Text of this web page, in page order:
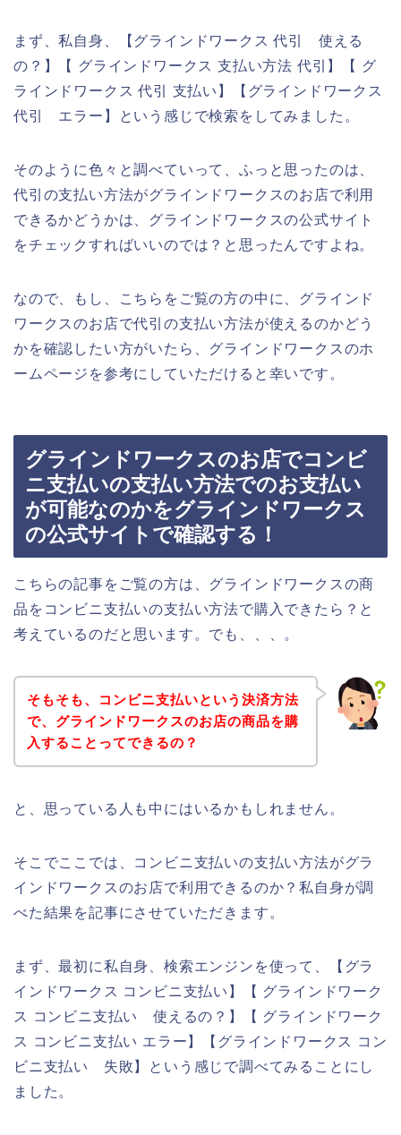
まず、私自身、【グラインドワークス 代引 使える
の？】【 グラインドワークス 支払い方法 代引】【 グ
ラインドワークス 代引 支払い】【グラインドワークス
代引 エラー】という感じで検索をしてみました。
そのように色々と調べていって、ふっと思ったのは、
代引の支払い方法がグラインドワークスのお店で利用
できるかどうかは、グラインドワークスの公式サイト
をチェックすればいいのでは？と思ったんですよね。
なので、もし、こちらをご覧の方の中に、グラインド
ワークスのお店で代引の支払い方法が使えるのかどう
かを確認したい方がいたら、グラインドワークスのホ
ームページを参考にしていただけると幸いです。
グラインドワークスのお店でコンビ
ニ支払いの支払い方法でのお支払い
が可能なのかをグラインドワークス
の公式サイトで確認する！
こちらの記事をご覧の方は、グラインドワークスの商
品をコンビニ支払いの支払い方法で購入できたら？と
考えているのだと思います。でも、、、。
そもそも、コンビニ支払いという決済方法
で、グラインドワークスのお店の商品を購
入することってできるの？
と、思っている人も中にはいるかもしれません。
そこでここでは、コンビニ支払いの支払い方法がグラ
インドワークスのお店で利用できるのか？私自身が調
べた結果を記事にさせていただきます。
まず、最初に私自身、検索エンジンを使って、【グラ
インドワークス コンビニ支払い】【 グラインドワーク
ス コンビニ支払い 使えるの？】【 グラインドワーク
ス コンビニ支払い エラー】【グラインドワークス コン
ビニ支払い 失敗】という感じで調べてみることにし
ました。